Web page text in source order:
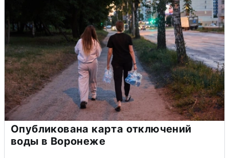
Опубликована карта отключений
воды в Воронеже